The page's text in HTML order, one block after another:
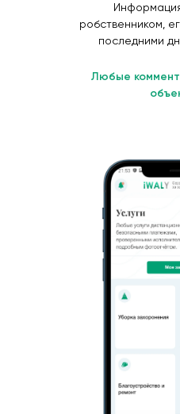
робственником,
последними
Любые